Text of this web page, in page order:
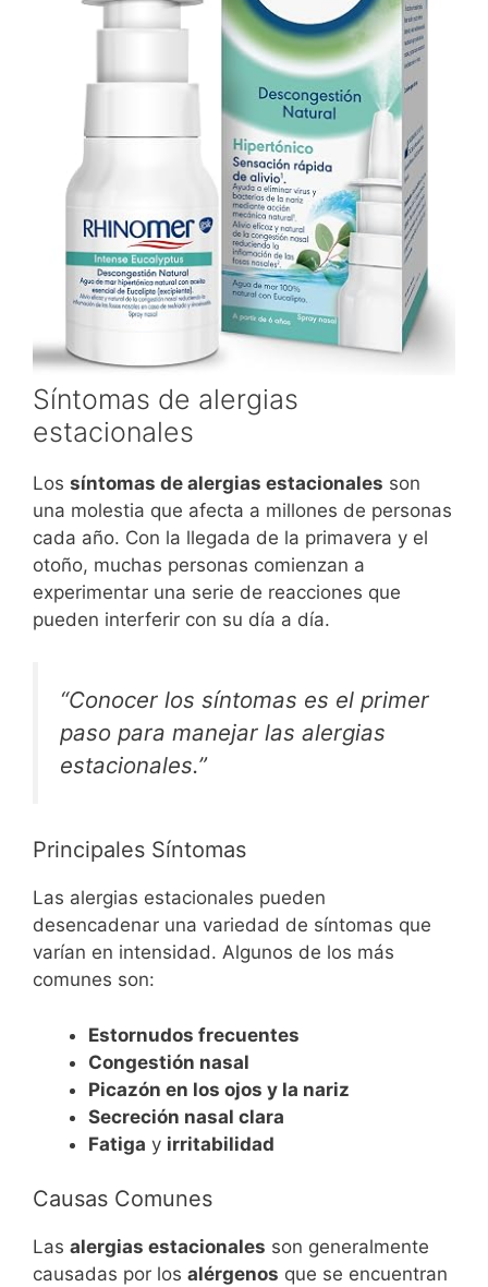
Síntomas de alergias
estacionales
Los síntomas de alergias estacionales son
una molestia que afecta a millones de personas
cada año. Con la llegada de la primavera y el
otoño, muchas personas comienzan a
experimentar una serie de reacciones que
pueden interferir con su día a día.
“Conocer los síntomas es el primer
paso para manejar las alergias
estacionales.”
Principales Síntomas
Las alergias estacionales pueden
desencadenar una variedad de síntomas que
varían en intensidad. Algunos de los más
comunes son:
Estornudos frecuentes
Congestión nasal
Picazón en los ojos y la nariz
Secreción nasal clara
Fatiga y irritabilidad
Causas Comunes
Las alergias estacionales son generalmente
causadas por los alérgenos que se encuentran